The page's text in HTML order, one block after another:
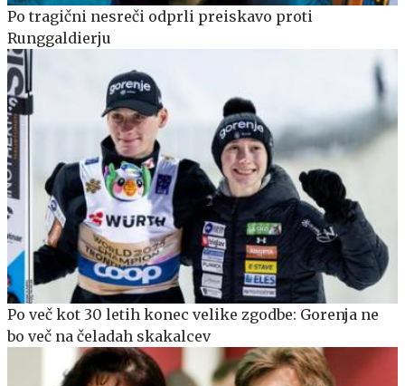
Po tragični nesreči odprli preiskavo proti
Runggaldierju
Po več kot 30 letih konec velike zgodbe: Gorenja ne
bo več na čeladah skakalcev